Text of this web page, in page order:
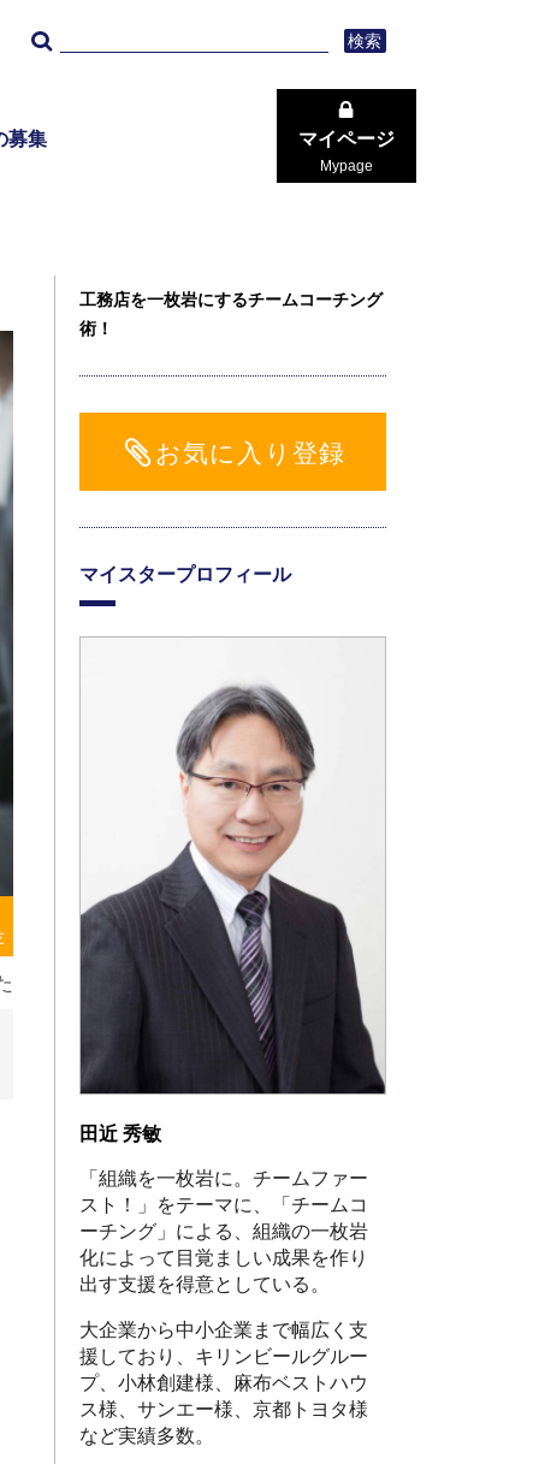
検索
募集 マイページ
Mypage
工務店を一枚岩にするチームコーチング
術！
お気に入り登録
マイスタープロフィール
田近 秀敏
「組織を一枚岩に。チームファー
スト！」をテーマに、「チームコ
ーチング」による、組織の一枚岩
化によって目覚ましい成果を作り
出す支援を得意としている。
大企業から中小企業まで幅広く支
援しており、キリンビールグルー
プ、小林創建様、麻布ベストハウ
ス様、サンエー様、京都トヨタ様
など実績多数。